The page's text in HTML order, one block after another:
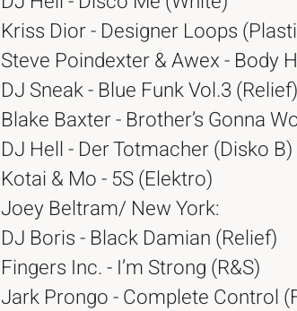
Kriss Dior - Designer Loops
Steve Poindexter & Awex - Body
DJ Sneak - Blue Funk Vol.3 (Relief)
Blake Baxter - Brother’s Gonna
DJ Hell - Der Totmacher (Disko B)
Kotai & Mo - 5S (Elektro)
Joey Beltram/ New York:
DJ Boris - Black Damian (Relief)
Fingers Inc. - I’m Strong (R&S)
Jark Prongo - Complete Control